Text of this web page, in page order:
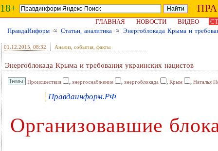
18+
ГЛАВНАЯ НОВОСТИ ВИДЕО
ПравдаИнформ ≈ Статьи, аналитика ≈ Энергоблокада Крыма и
01.12.2015 , 08:32 Анализ, события, факты
Энергоблокада Крыма и требования украинских нацистов
Происшествия , энергоснабжение , энергоблокада , Крым , Наталья
Правдаинформ.РФ
Организовавшие